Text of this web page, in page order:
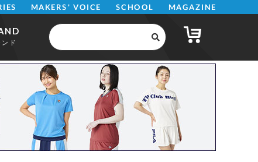
MAKERS' VOICE SCHOOL MAGAZINE
ンド